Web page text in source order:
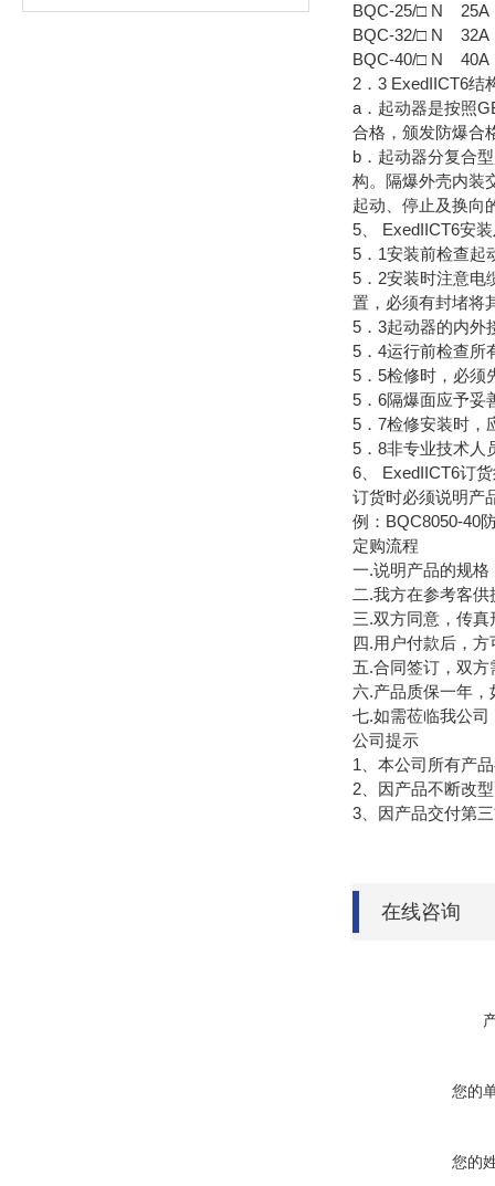
BQC-25/□ N
BQC-32/□ N
BQC-40/□ N
2．3 ExedIICT6结
a．起动器是按照
合格，颁发防爆合
b．起动器分复合
构。隔爆外壳内装
起动、停止及换向
5、
ExedIICT6安
5．1安装前检查起
5．2安装时注意电
置，必须有封堵将
5．3起动器的内外
5．4运行前检查所
5．5检修时，必须
5．6隔爆面应予妥
5．7检修安装时，
5．8非专业技术人
6、
ExedIICT6订
订货时必须说明产
例：BQC8050-40
定购流程
一.说明产品的规
二.我方在参考客
三.双方同意，传
四.用户付款后，
五.合同签订，双
六.产品质保一年
七.如需莅临我公
公司提示
1、本公司所有产
2、因产品不断改
3、因产品交付第
在线咨询
您的
您的